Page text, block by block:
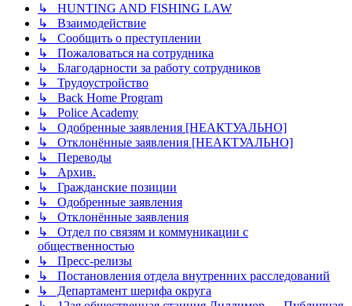
↳ HUNTING AND FISHING LAW
↳ Взаимодействие
↳ Сообщить о преступлении
↳ Пожаловаться на сотрудника
↳ Благодарности за работу сотрудников
↳ Трудоустройство
↳ Back Home Program
↳ Police Academy
↳ Одобренные заявления [НЕАКТУАЛЬНО]
↳ Отклонённые заявления [НЕАКТУАЛЬНО]
↳ Переводы
↳ Архив.
↳ Гражданские позиции
↳ Одобренные заявления
↳ Отклонённые заявления
↳ Отдел по связям и коммуникации с
общественностью
↳ Пресс-релизы
↳ Постановления отдела внутренних расследований
↳ Департамент шерифа округа